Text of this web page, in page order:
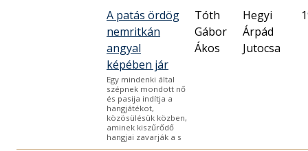
A patás ördög
nemritkán
angyal
képében jár
Egy mindenki által
szépnek mondott nő
és pasija indítja a
hangjátékot,
közösülésük közben,
aminek kiszűrődő
hangjai zavarják a s
Tóth
Gábor
Ákos
Hegyi
Árpád
Jutocsa